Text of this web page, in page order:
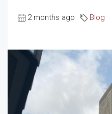
2 months ago Blog